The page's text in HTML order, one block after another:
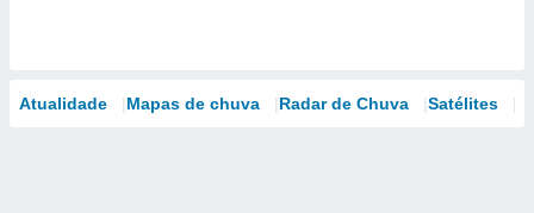
Atualidade Mapas de chuva Radar de Chuva Satélites